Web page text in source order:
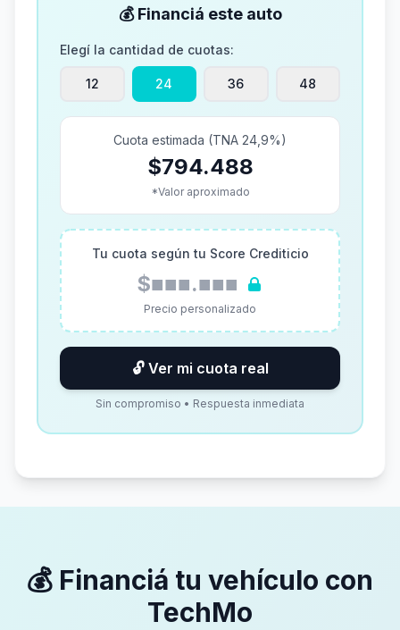
💰 Financiá este auto
Elegí la cantidad de cuotas:
12 24 36 48
Cuota estimada (TNA 24,9%)
$794.488
*Valor aproximado
Tu cuota según tu Score Crediticio
$■■■.■■■
Precio personalizado
🔓 Ver mi cuota real
Sin compromiso • Respuesta inmediata
💰 Financiá tu vehículo con
TechMo